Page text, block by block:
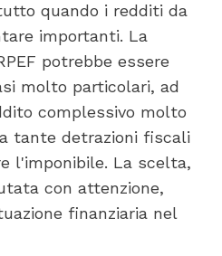
quando i redditi da
importanti. La
potrebbe essere
molto particolari, ad
complessivo molto
tante detrazioni fiscali
l'imponibile. La scelta,
con attenzione,
finanziaria nel